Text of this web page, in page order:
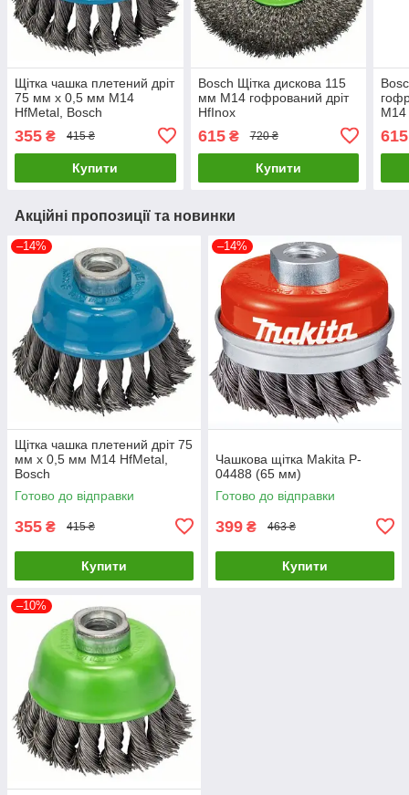
Щітка чашка плетений дріт
75 мм х 0,5 мм М14
HfMetal, Bosch
355 ₴ 415 ₴
Купити
Bosch Щітка дискова 115
мм M14 гофрований дріт
HfInox
615₴ 720 ₴
Купити
М14
615
Акційні пропозиції та новинки
–14%
Щітка чашка плетений дріт 75
мм х 0,5 мм М14 HfMetal,
Bosch
Готово до відправки
355 ₴ 415 ₴
Купити
–14%
Чашкова щітка Makita P-
04488 (65 мм)
Готово до відправки
399 ₴ 463 ₴
Купити
–10%